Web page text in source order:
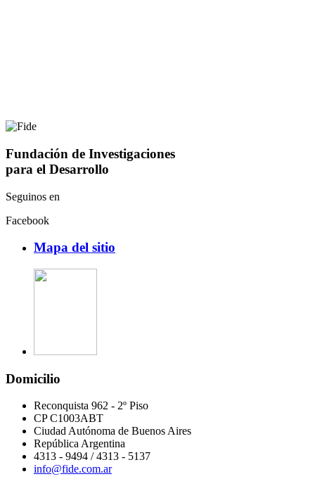
Fundación de Investigaciones
para el Desarrollo
Seguinos en
Facebook
Mapa del sitio
Domicilio
Reconquista 962 - 2º Piso
CP C1003ABT
Ciudad Autónoma de Buenos Aires
República Argentina
4313 - 9494 / 4313 - 5137
info@fide.com.ar